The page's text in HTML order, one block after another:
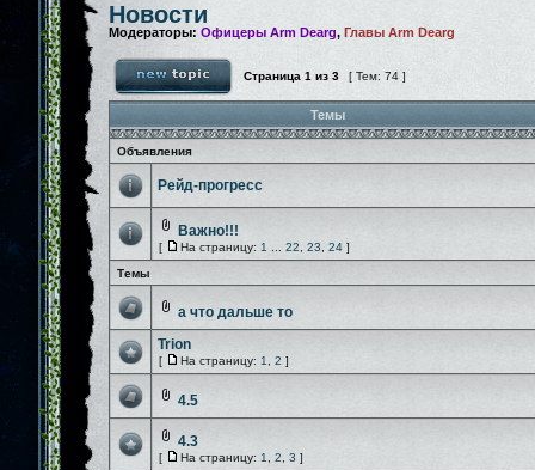
Новости
Модераторы: Офицеры Arm Dearg, Главы Arm Dearg
Страница 1 из 3 [ Тем: 74 ]
Темы
Объявления
Рейд-прогресс
Важно!!!
[ На страницу: 1 22 23 24 ]
Темы
а что дальше то
Trion
[ На страницу: 1 2 ]
4.5
4.3
[ На страницу: 1 2 3 ]